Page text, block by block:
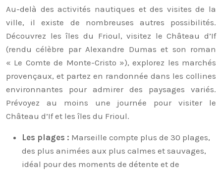
Au-delà des activités nautiques et des visites de la
ville, il existe de nombreuses autres possibilités.
Découvrez les îles du Frioul, visitez le Château d’If
(rendu célèbre par Alexandre Dumas et son roman
« Le Comte de Monte-Cristo »), explorez les marchés
provençaux, et partez en randonnée dans les collines
environnantes pour admirer des paysages variés.
Prévoyez au moins une journée pour visiter le
Château d’If et les îles du Frioul.
Les plages : Marseille compte plus de 30 plages,
des plus animées aux plus calmes et sauvages,
idéal pour des moments de détente et de